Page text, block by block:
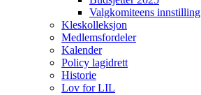
Valgkomiteens innstilling
Kleskolleksjon
Medlemsfordeler
Kalender
Policy lagidrett
Historie
Lov for LIL